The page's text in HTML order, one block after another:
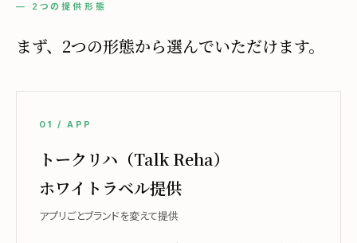
— 2つの提供形態
まず、2つの形態から選んでいただけます。
01 / APP
トークリハ（Talk Reha）
ホワイトラベル提供
アプリごとブランドを変えて提供